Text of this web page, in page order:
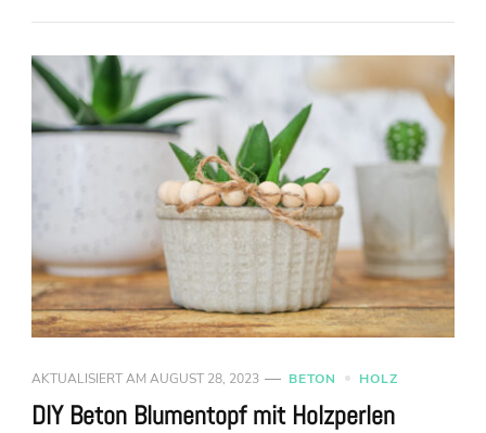
AKTUALISIERT AM AUGUST 28, 2023 BETON HOLZ
DIY Beton Blumentopf mit Holzperlen